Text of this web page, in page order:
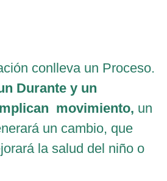
conlleva un Proceso.
Durante y un
movimiento, un
un cambio, que
la salud del niño o